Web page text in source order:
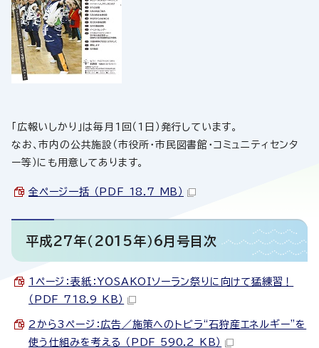
「広報いしかり」は毎月1回（1日）発行しています。
なお、市内の公共施設（市役所・市民図書館・コミュニティセンタ
ー等）にも用意してあります。
全ページ一括 （PDF 18.7 MB）
平成27年（2015年）6月号目次
1ページ：表紙：YOSAKOIソーラン祭りに向けて猛練習！
（PDF 718.9 KB）
2から3ページ：広告／施策へのトビラ“石狩産エネルギー”を
使う仕組みを考える （PDF 590.2 KB）